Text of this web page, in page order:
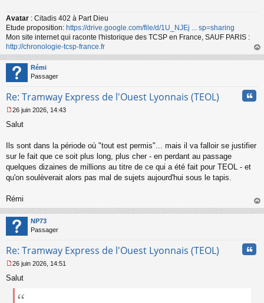
Avatar : Citadis 402 à Part Dieu
Etude proposition: https://drive.google.com/file/d/1U_NJEj ... sp=sharing
Mon site internet qui raconte l'historique des TCSP en France, SAUF PARIS :
http://chronologie-tcsp-france.fr
au
Rémi
Passager
Re: Tramway Express de l'Ouest Lyonnais (TEOL)
e
s
g
e
n
n
u
26 juin 2026, 14:43
Salut
Ils sont dans la période où "tout est permis"... mais il va falloir se justifier
sur le fait que ce soit plus long, plus cher - en perdant au passage
quelques dizaines de millions au titre de ce qui a été fait pour TEOL - et
qu'on soulèverait alors pas mal de sujets aujourd'hui sous le tapis.
Rémi
au
NP73
Passager
Re: Tramway Express de l'Ouest Lyonnais (TEOL)
e
s
26 juin 2026, 14:51
Salut